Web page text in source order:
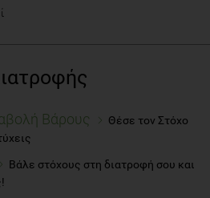
Βάρους
Θέσε τον Στόχο
Βάλε στόχους στη διατροφή σου και